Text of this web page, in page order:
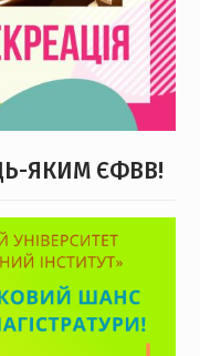
ЯКИМ ЄФВВ!